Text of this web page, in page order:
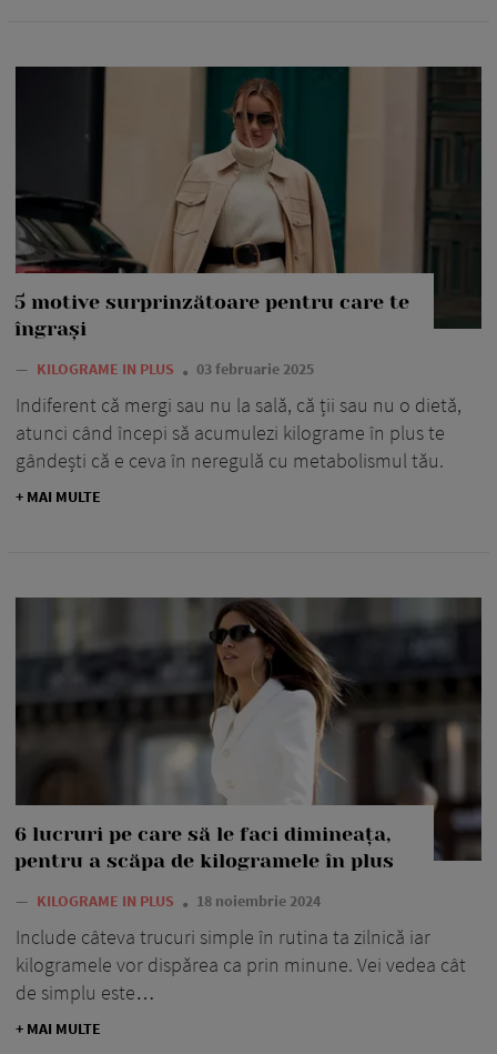
5 motive surprinzătoare pentru care te
îngrași
— KILOGRAME IN PLUS 03 februarie 2025
Indiferent că mergi sau nu la sală, că ții sau nu o dietă,
atunci când începi să acumulezi kilograme în plus te
gândești că e ceva în neregulă cu metabolismul tău.
+ MAI MULTE
6 lucruri pe care să le faci dimineața,
pentru a scăpa de kilogramele în plus
— KILOGRAME IN PLUS 18 noiembrie 2024
Include câteva trucuri simple în rutina ta zilnică iar
kilogramele vor dispărea ca prin minune. Vei vedea cât
de simplu este…
+ MAI MULTE